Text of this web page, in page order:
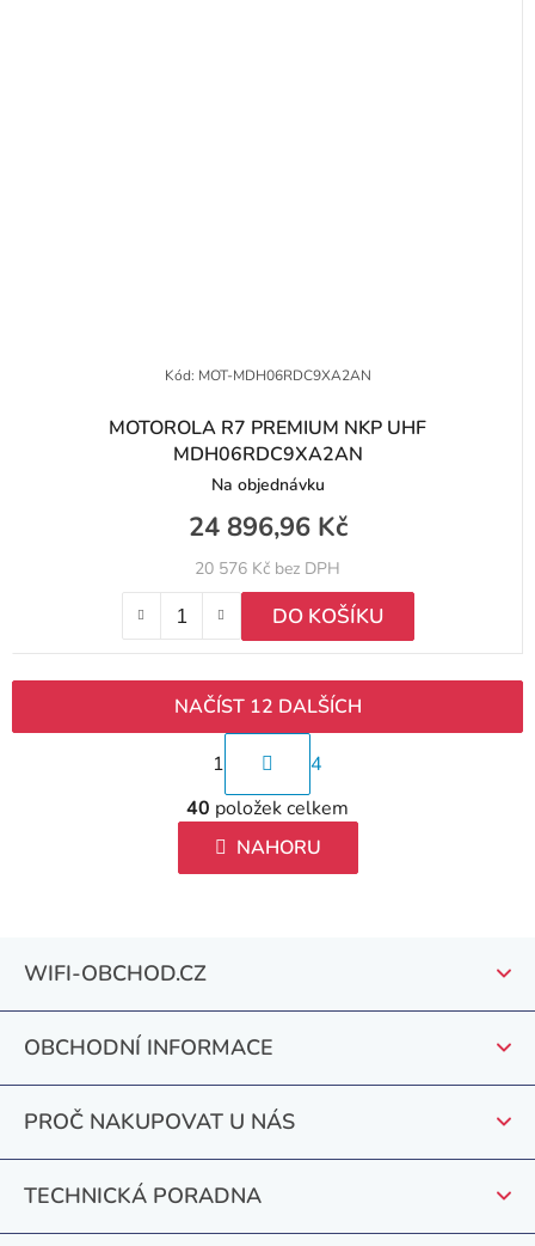
MOTOROLA R7 PREMIUM NKP UHF
MDH06RDC9XA2AN
Na objednávku
20 576 Kč bez DPH
24 896,96 Kč
DO KOŠÍKU
Kód: MOT-MDH06RDC9XA2AN
O
v
l
á
p
r
v
k
y
v
NAČÍST 12 DALŠÍCH
S
t
r
á
n
n
í
1
4
40 položek celkem
NAHORU
WIFI-OBCHOD.CZ
OBCHODNÍ INFORMACE
PROČ NAKUPOVAT U NÁS
TECHNICKÁ PORADNA